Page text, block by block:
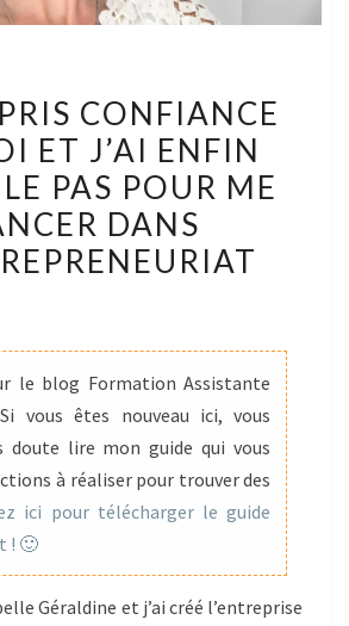
REPRIS
CONFIANCE
EN
MOI
ET
J’AI
LE
PAS
POUR
ME
LANCER
L’ENTREPRENEURIAT
CONFIANCE
ET J’AI ENFIN
PAS POUR ME
DANS
le blog Formation Assistante
vous êtes nouveau ici, vous
doute lire mon guide qui vous
à réaliser pour trouver des
ici pour télécharger le guide
! 🙂
Géraldine et j’ai créé l’entreprise